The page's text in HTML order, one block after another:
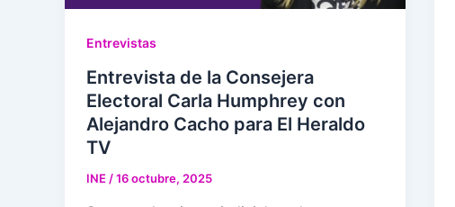
Entrevistas
Entrevista de la Consejera
Electoral Carla Humphrey con
Alejandro Cacho para El Heraldo
TV
INE /16 octubre, 2025